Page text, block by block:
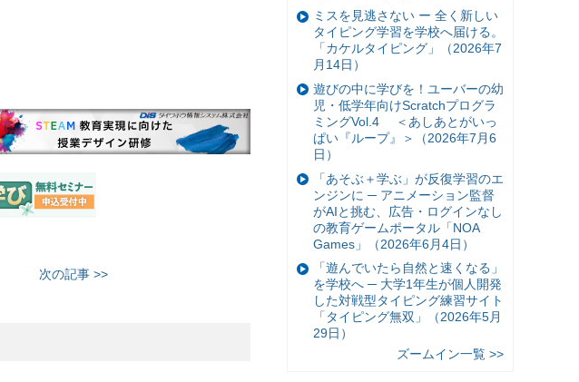
次の記事 >>
ミスを見逃さない ー 全く新しい
タイピング学習を学校へ届ける。
「カケルタイピング」（2026年7
月14日）
遊びの中に学びを！ユーバーの幼
児・低学年向けScratchプログラ
ミングVol.4 ＜あしあとがいっ
ぱい『ループ』＞（2026年7月6
日）
「あそぶ＋学ぶ」が反復学習のエ
ンジンに ─ アニメーション監督
がAIと挑む、広告・ログインなし
の教育ゲームポータル「NOA
Games」（2026年6月4日）
「遊んでいたら自然と速くなる」
を学校へ ─ 大学1年生が個人開発
した対戦型タイピング練習サイト
「タイピング無双」（2026年5月
29日）
ズームイン一覧 >>